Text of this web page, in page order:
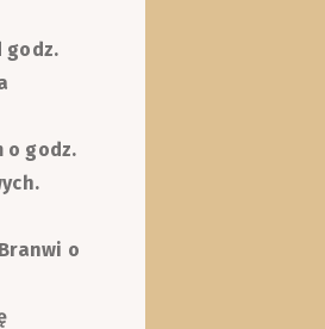
godz.
o godz.
o